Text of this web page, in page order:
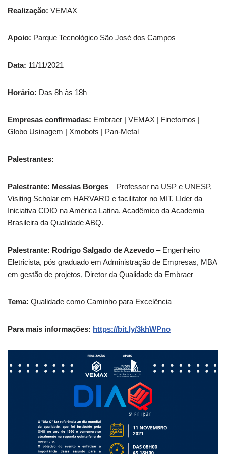
Realização: VEMAX
Apoio: Parque Tecnológico São José dos Campos
Data: 11/11/2021
Horário: Das 8h às 18h
Empresas confirmadas: Embraer | VEMAX | Finetornos |
Globo Usinagem | Xmobots | Pan-Metal
Palestrantes:
Palestrante: Messias Borges – Professor na USP e UNESP,
Visiting Scholar em HARVARD e facilitator no MIT. Líder da
Iniciativa CDIO na América Latina. Acadêmico da Academia
Brasileira da Qualidade ABQ.
Palestrante: Rodrigo Salgado de Azevedo – Engenheiro
Eletricista, pós graduado em Administração de Empresas, MBA
em gestão de projetos, Diretor da Qualidade da Embraer
Tema: Qualidade como Caminho para Excelência
Para mais informações: https://bit.ly/3khWPno